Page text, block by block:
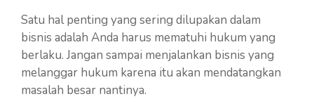
Satu hal penting yang sering dilupakan dalam
bisnis adalah Anda harus mematuhi hukum yang
berlaku. Jangan sampai menjalankan bisnis yang
melanggar hukum karena itu akan mendatangkan
masalah besar nantinya.